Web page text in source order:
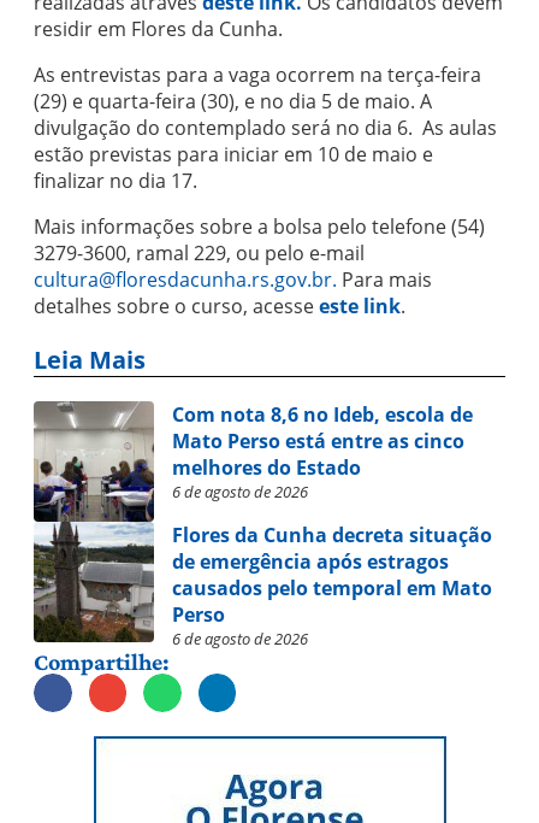
residir em Flores da Cunha.
As entrevistas para a vaga ocorrem na terça-feira
(29) e quarta-feira (30), e no dia 5 de maio. A
divulgação do contemplado será no dia 6. As aulas
estão previstas para iniciar em 10 de maio e
finalizar no dia 17.
Mais informações sobre a bolsa pelo telefone (54)
3279-3600, ramal 229, ou pelo e-mail
cultura@floresdacunha.rs.gov.br. Para mais
detalhes sobre o curso, acesseeste link.
Leia Mais
Com nota 8,6 no Ideb, escola de
Mato Perso está entre as cinco
melhores do Estado
6 de agosto de 2026
Flores da Cunha decreta situação
de emergência após estragos
causados pelo temporal em Mato
Perso
6 de agosto de 2026
Compartilhe: